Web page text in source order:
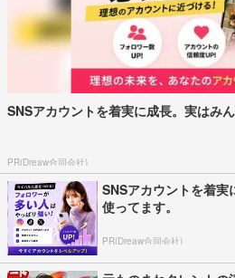
SNSアカウントを着実に成長。実はみ
PR(Dreaw合同会社)
SNSアカウントを着実
使ってます。
PR(Dreaw合同会社)